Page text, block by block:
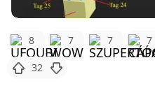
8 7 7 7
32